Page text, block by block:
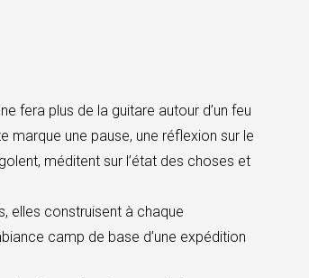
fera plus de la guitare autour d’un feu
marque une pause, une réflexion sur le
méditent sur l’état des choses et
elles construisent à chaque
camp de base d’une expédition